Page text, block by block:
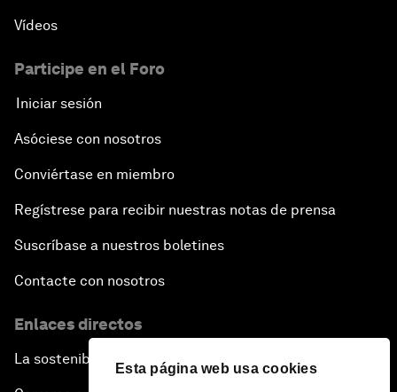
Esta página web usa cookies
Vídeos
Participe en el Foro
Iniciar sesión
Asóciese con nosotros
Conviértase en miembro
Regístrese para recibir nuestras notas de prensa
Suscríbase a nuestros boletines
Contacte con nosotros
Enlaces directos
La sostenibilidad en el Foro